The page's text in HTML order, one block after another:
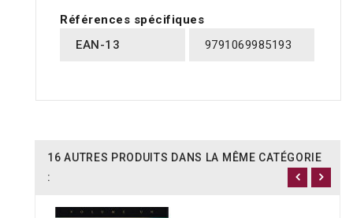
Références spécifiques
EAN-13
9791069985193
16 AUTRES PRODUITS DANS LA MÊME CATÉGORIE
: